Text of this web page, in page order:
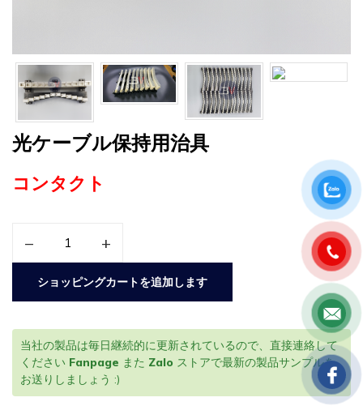
光ケーブル保持用治具
コンタクト
– +
ショッピングカートを追加します
当社の製品は毎日継続的に更新されているので、直接連絡して
ください Fanpage また Zalo ストアで最新の製品サンプルを
お送りしましょう :)